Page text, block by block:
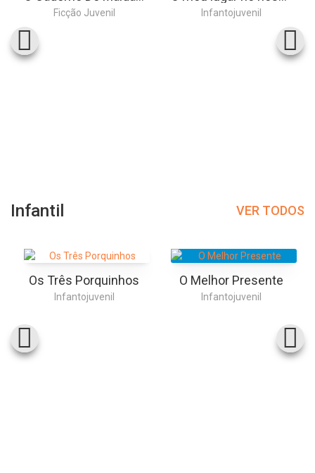
Ficção Juvenil Infantojuvenil
Infantil VER TODOS
Os Três Porquinhos
Infantojuvenil
O Melhor Presente
Infantojuvenil